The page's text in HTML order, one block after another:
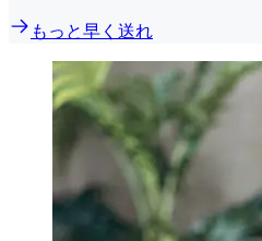
もっと早く送れ